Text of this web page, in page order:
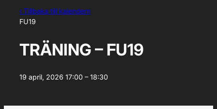
‹ Tillbaka till kalendern
FU19
TRÄNING – FU19
19 april, 2026 17:00 – 18:30